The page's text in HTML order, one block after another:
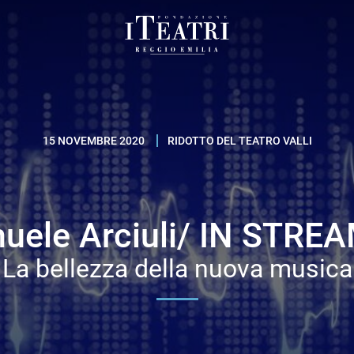
Teatri
Reggio
Emilia
15 NOVEMBRE 2020 RIDOTTO DEL TEATRO VALLI
Arciuli/ IN
La bellezza della nuova musica